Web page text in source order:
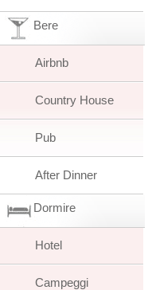
Bere
Airbnb
Country House
Pub
After Dinner
Dormire
Hotel
Campeggi